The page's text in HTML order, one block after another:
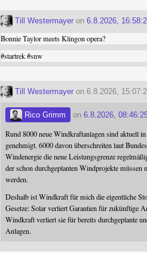
Till Westermayer on6.8.2026,
Bonnie Taylor meets Klingon opera?
#startrek #snw
Till Westermayer on 6.8.2026,
Rico Grimm on6.8.2026,
Rund 8000 neue Windkraftanlagen sind aktuell
genehmigt. 6000 davon überschreiten laut
Windenergie die neue Leistungsgrenze
der schon durchgeplanten Windprojekte müssen
werden.
Deshalb ist Windkraft für mich die eigentliche
Gesetze: Solar verliert Garantien für zukünftige
Windkraft verliert sie für bereits durchgeplante
Anlagen.